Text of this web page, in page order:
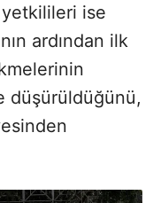
ise
ardından ilk
düşürüldüğünü,